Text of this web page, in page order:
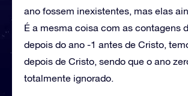
ano fossem inexistentes, mas elas
É a mesma coisa com as contagens
depois do ano -1 antes de Cristo,
depois de Cristo, sendo que o ano
totalmente ignorado.